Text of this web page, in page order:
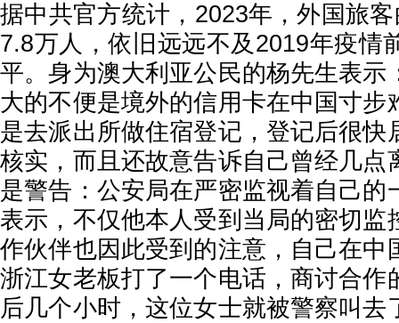
据中共官方统计，2023年，外国旅
7.8万人，依旧远远不及2019年疫情
平。身为澳大利亚公民的杨先生表示
大的不便是境外的信用卡在中国寸步
是去派出所做住宿登记，登记后很快
核实，而且还故意告诉自己曾经几点
是警告：公安局在严密监视着自己的
表示，不仅他本人受到当局的密切监
作伙伴也因此受到的注意，自己在中
浙江女老板打了一个电话，商讨合作
后几个小时，这位女士就被警察叫去